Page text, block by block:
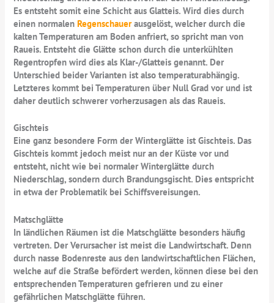
Es entsteht somit eine Schicht aus Glatteis. Wird dies durch
einen normalenRegenschauerausgelöst, welcher durch die
kalten Temperaturen am Boden anfriert, so spricht man von
Raueis. Entsteht die Glätte schon durch die unterkühlten
Regentropfen wird dies als Klar-/Glatteis genannt. Der
Unterschied beider Varianten ist also temperaturabhängig.
Letzteres kommt bei Temperaturen über Null Grad vor und ist
daher deutlich schwerer vorherzusagen als das Raueis.
Gischteis
Eine ganz besondere Form der Winterglätte ist Gischteis. Das
Gischteis kommt jedoch meist nur an der Küste vor und
entsteht, nicht wie bei normaler Winterglätte durch
Niederschlag, sondern durch Brandungsgischt. Dies entspricht
in etwa der Problematik bei Schiffsvereisungen.
Matschglätte
In ländlichen Räumen ist die Matschglätte besonders häufig
vertreten. Der Verursacher ist meist die Landwirtschaft. Denn
durch nasse Bodenreste aus den landwirtschaftlichen Flächen,
welche auf die Straße befördert werden, können diese bei den
entsprechenden Temperaturen gefrieren und zu einer
gefährlichen Matschglätte führen.